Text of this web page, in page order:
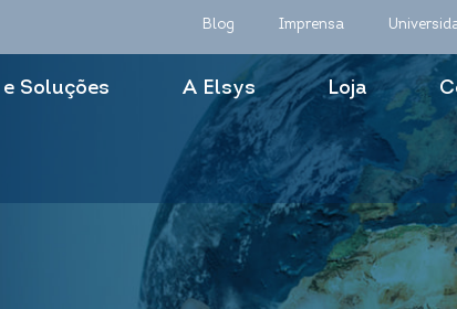
Blog Imprensa
Soluções A Elsys Loja